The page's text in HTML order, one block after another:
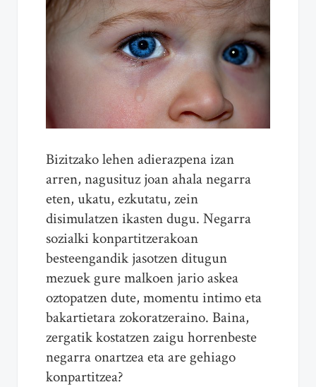
Bizitzako lehen adierazpena izan
arren, nagusituz joan ahala negarra
eten, ukatu, ezkutatu, zein
disimulatzen ikasten dugu. Negarra
sozialki konpartitzerakoan
besteengandik jasotzen ditugun
mezuek gure malkoen jario askea
oztopatzen dute, momentu intimo eta
bakartietara zokoratzeraino. Baina,
zergatik kostatzen zaigu horrenbeste
negarra onartzea eta are gehiago
konpartitzea?